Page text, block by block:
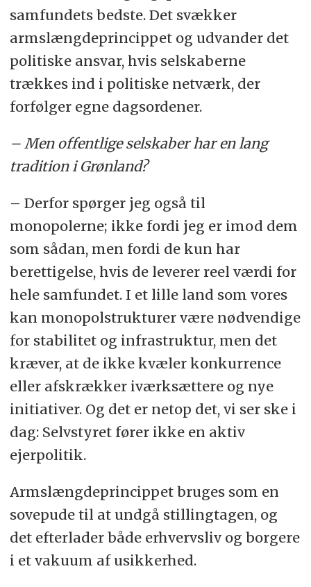
samfundets bedste. Det svækker
armslængdeprincippet og udvander det
politiske ansvar, hvis selskaberne
trækkes ind i politiske netværk, der
forfølger egne dagsordener.
– Men offentlige selskaber har en lang
tradition i Grønland?
– Derfor spørger jeg også til
monopolerne; ikke fordi jeg er imod dem
som sådan, men fordi de kun har
berettigelse, hvis de leverer reel værdi for
hele samfundet. I et lille land som vores
kan monopolstrukturer være nødvendige
for stabilitet og infrastruktur, men det
kræver, at de ikke kvæler konkurrence
eller afskrækker iværksættere og nye
initiativer. Og det er netop det, vi ser ske i
dag: Selvstyret fører ikke en aktiv
ejerpolitik.
Armslængdeprincippet bruges som en
sovepude til at undgå stillingtagen, og
det efterlader både erhvervsliv og borgere
i et vakuum af usikkerhed.